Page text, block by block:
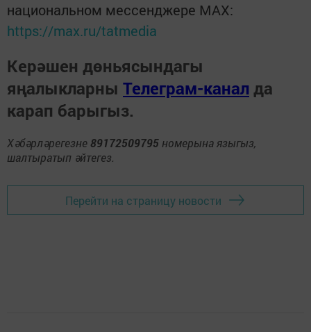
национальном мессенджере MАХ:
https://max.ru/tatmedia
Керәшен дөньясындагы
яңалыкларны Телеграм-канал да
карап барыгыз.
Хәбәрләрегезне 89172509795 номерына языгыз,
шалтыратып әйтегез.
Перейти на страницу новости